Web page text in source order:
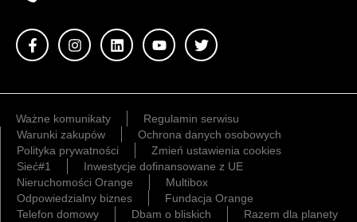
Ważne komunikaty
Regulamin serwisu
Warunki zakupów
Ochrona danych osobowych
Polityka prywatności
Zmień ustawienia cookies
Sieć#1
Inwestycje dofinansowane z UE
Nieruchomości Orange
Multibox
Odpowiedzialny biznes
Fundacja Orange
Telefon domowy
Dbam o bliskich
Razem dla planety